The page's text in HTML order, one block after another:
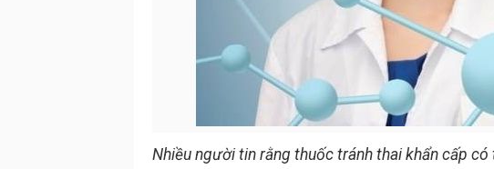
Nhiều người tin rằng thuốc tránh thai khẩn cấp có